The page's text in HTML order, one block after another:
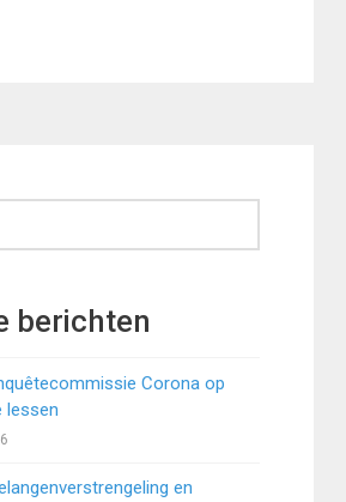
berichten
Corona op
lessen
en